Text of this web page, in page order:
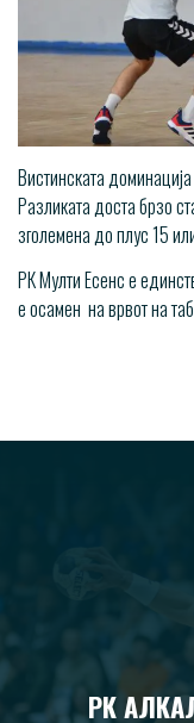
Вистинската
Разликата доста брзо
зголемена до плус 15
РК Мулти Есенс е
е осамен на врвот на
РК